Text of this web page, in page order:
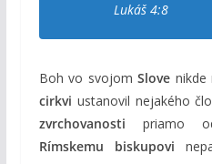
Lukáš 4:8
Boh vo svojomSlove nikde
cirkvi ustanovil nejakého
zvrchovanosti priamo
Rímskemu biskupovi